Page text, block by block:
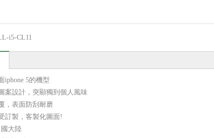
i5-CL11
iphone 5的機型
案設計，突顯獨到個人風味
，表面防刮耐磨
訂製，客製化圖面!
大陸